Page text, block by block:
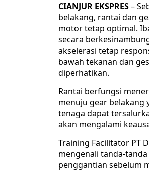
CIANJUR EKSPRES–
belakang, rantai dan
motor tetap optimal.
secara
akselerasi tetap
bawah tekanan dan
diperhatikan.
Rantai berfungsi
menuju gear belakang
tenaga dapat
akan mengalami
Training Facilitator PT
mengenali tanda-
penggantian sebelum